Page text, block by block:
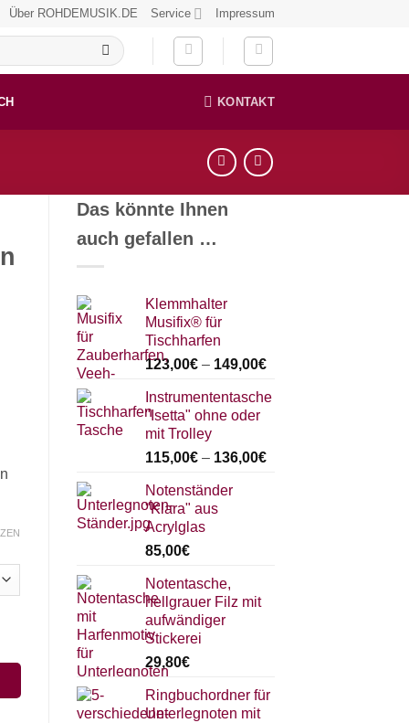
Über ROHDEMUSIK.DE Service Impressum
KONTAKT
Das könnte Ihnen
auch gefallen …
Klemmhalter
Musifix® für
Tischharfen
123,00€– 149,00€
Instrumententasche
"Isetta" ohne oder
mit Trolley
115,00€– 136,00€
Notenständer
"Klara" aus
Acrylglas
85,00€
Notentasche,
hellgrauer Filz mit
aufwändiger
Stickerei
29,80€
Ringbuchordner für
Unterlegnoten mit